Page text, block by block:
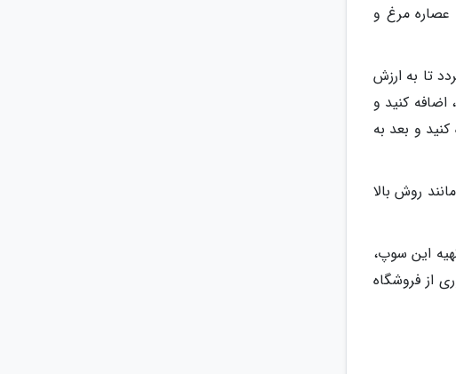
عصاره مرغ و
تا به ارزش
کنید و
و بعد به
روش بالا
این سوپ،
از فروشگاه